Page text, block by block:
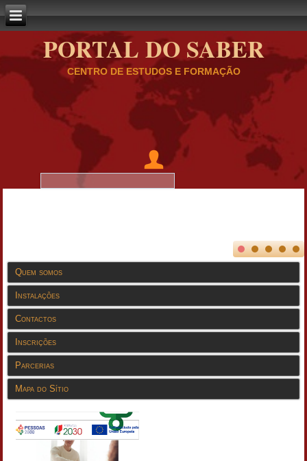
PORTAL DO SABER
CENTRO DE ESTUDOS E FORMAÇÃO
Quem somos
Instalações
Contactos
Inscrições
Parcerias
Mapa do Sítio